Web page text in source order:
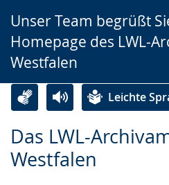
Unser Team begrüßt
Homepage des LWL-
Westfalen
wechseln.
Deutscher
Gebärdensprache
wird
angezeigt.
Das LWL-
Westfalen
Leichte
Leichten
Sprache
Audio-
Unterstützung.
Video
in